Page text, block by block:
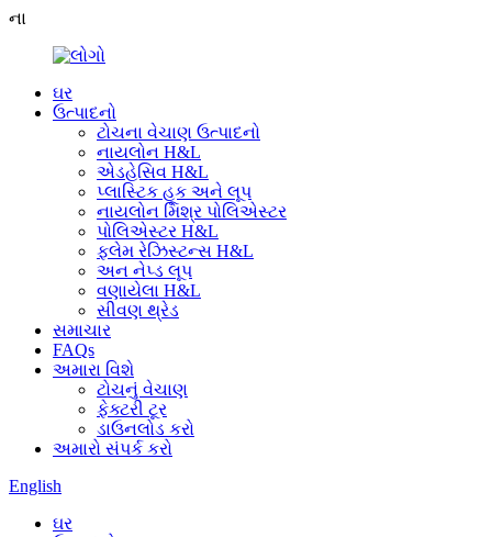
ના
ઘર
ઉત્પાદનો
ટોચના વેચાણ ઉત્પાદનો
નાયલોન H&L
એડહેસિવ H&L
પ્લાસ્ટિક હૂક અને લૂપ
નાયલોન મિશ્ર પોલિએસ્ટર
પોલિએસ્ટર H&L
ફ્લેમ રેઝિસ્ટન્સ H&L
અન નેપ્ડ લૂપ
વણાયેલા H&L
સીવણ થ્રેડ
સમાચાર
FAQs
અમારા વિશે
ટોચનું વેચાણ
ફેક્ટરી ટૂર
ડાઉનલોડ કરો
અમારો સંપર્ક કરો
English
ઘર